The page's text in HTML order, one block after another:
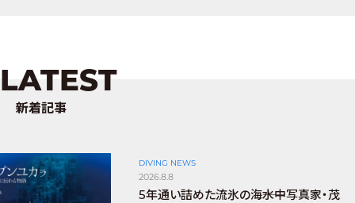
LATEST
新着記事
DIVING NEWS
2026.8.8
5年通い詰めた流氷の海――水中写真家・茂